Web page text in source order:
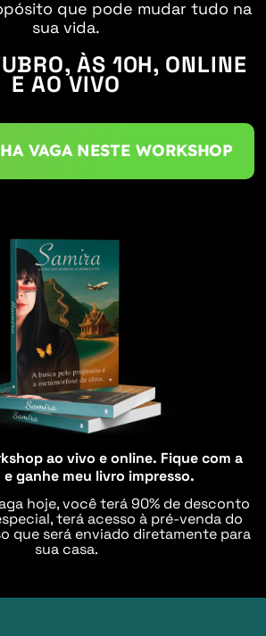
que pode mudar tudo na
sua vida.
VAGA NESTE WORKSHOP
ao vivo e online. Fique com a
ganhe meu livro impresso.
hoje, você terá 90% de desconto
terá acesso à pré-venda do
que será enviado diretamente para
sua casa.